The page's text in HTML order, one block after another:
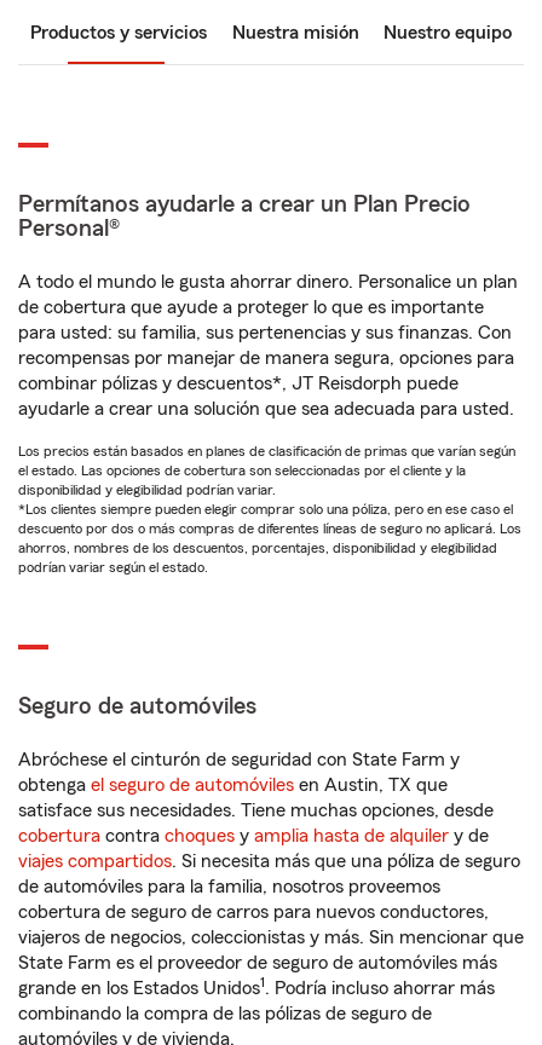
Productos y servicios Nuestra misión Nuestro equipo
Permítanos ayudarle a crear un Plan Precio
Personal®
A todo el mundo le gusta ahorrar dinero. Personalice un plan
de cobertura que ayude a proteger lo que es importante
para usted: su familia, sus pertenencias y sus finanzas. Con
recompensas por manejar de manera segura, opciones para
combinar pólizas y descuentos*, JT Reisdorph puede
ayudarle a crear una solución que sea adecuada para usted.
Los precios están basados en planes de clasificación de primas que varían según
el estado. Las opciones de cobertura son seleccionadas por el cliente y la
disponibilidad y elegibilidad podrían variar.
*Los clientes siempre pueden elegir comprar solo una póliza, pero en ese caso el
descuento por dos o más compras de diferentes líneas de seguro no aplicará. Los
ahorros, nombres de los descuentos, porcentajes, disponibilidad y elegibilidad
podrían variar según el estado.
Seguro de automóviles
Abróchese el cinturón de seguridad con State Farm y
obtenga el seguro de automóviles en Austin, TX que
satisface sus necesidades. Tiene muchas opciones, desde
cobertura contra choques y amplia hasta de alquiler y de
viajes compartidos. Si necesita más que una póliza de seguro
de automóviles para la familia, nosotros proveemos
cobertura de seguro de carros para nuevos conductores,
viajeros de negocios, coleccionistas y más. Sin mencionar que
State Farm es el proveedor de seguro de automóviles más
grande en los Estados Unidos1. Podría incluso ahorrar más
combinando la compra de las pólizas de seguro de
automóviles y de vivienda.